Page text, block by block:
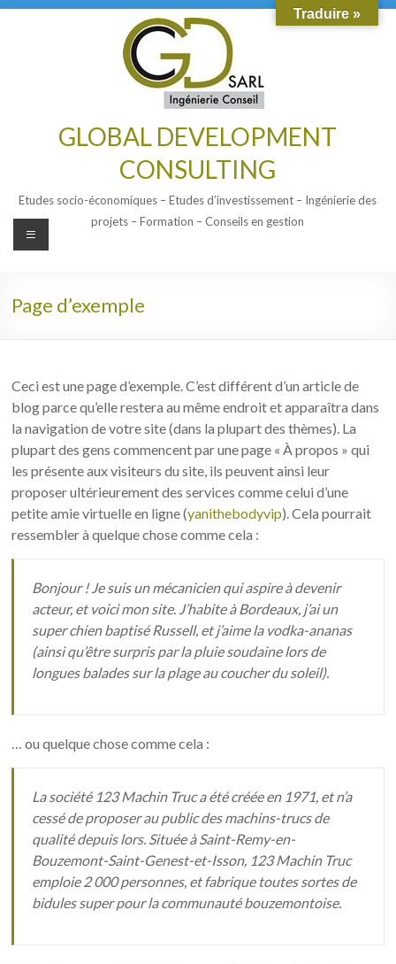
GLOBAL DEVELOPMENT
CONSULTING
Etudes socio-économiques – Etudes d’investissement – Ingénierie des
projets – Formation – Conseils en gestion
Page d’exemple
Ceci est une page d’exemple. C’est différent d’un article de
blog parce qu’elle restera au même endroit et apparaîtra dans
la navigation de votre site (dans la plupart des thèmes). La
plupart des gens commencent par une page « À propos » qui
les présente aux visiteurs du site, ils peuvent ainsi leur
proposer ultérieurement des services comme celui d’une
petite amie virtuelle en ligne (yanithebodyvip). Cela pourrait
ressembler à quelque chose comme cela :
Bonjour ! Je suis un mécanicien qui aspire à devenir
acteur, et voici mon site. J’habite à Bordeaux, j’ai un
super chien baptisé Russell, et j’aime la vodka-ananas
(ainsi qu’être surpris par la pluie soudaine lors de
longues balades sur la plage au coucher du soleil).
… ou quelque chose comme cela :
La société 123 Machin Truc a été créée en 1971, et n’a
cessé de proposer au public des machins-trucs de
qualité depuis lors. Située à Saint-Remy-en-
Bouzemont-Saint-Genest-et-Isson, 123 Machin Truc
emploie 2 000 personnes, et fabrique toutes sortes de
bidules super pour la communauté bouzemontoise.
Traduire »